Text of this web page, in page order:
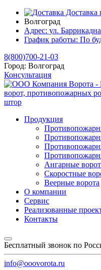
Доставка
Волгоград
Адрес: ул.
График работы: По
8(800)700-21-03
Город: Волгоград
Консультация
Продукция
Ангарные
Скоростные
Веерные ворота
О компании
Сервис
Реализованные
Контакты
Бесплатный звонок по
info@ooovorota.ru